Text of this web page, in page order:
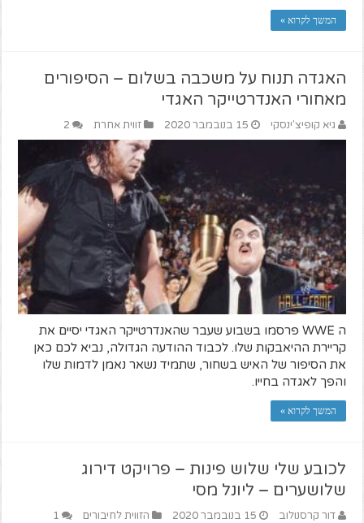
המשך לקרוא »
האגדה תנוח על משכבה בשלום – הסיפורים
מאחורי האנדרטייקר האגדי
גיא קופיצ'ינסקי 15 בנובמבר 2020 זווית אחרת 2
ה WWE פרסמו בשבוע שעבר שהאנדרטייקר האגדי יסיים את
קריירת ההיאבקות שלו. לכבוד ההודעה הגדולה, נביא לכם כאן
את הסיפור של האיש בשחור, שתמיד נשאר נאמן לדמות שלו
והפך לאגדה בחייו.
המשך לקרוא »
לכובע שלי שלוש פינות – פרויקט דירוג
שלושערים – ליונל מסי
דור קרסנולוב 15 בנובמבר 2020 הזווית לחיבורים 1